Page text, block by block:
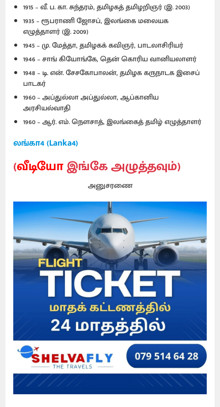
1915 – வீ. ப. கா. சுந்தரம், தமிழகத் தமிழறிஞர் (இ. 2003)
1935 – ரூபராணி ஜோசப், இலங்கை மலையக
எழுத்தாளர் (இ. 2009)
1945 – மு. மேத்தா, தமிழகக் கவிஞர், பாடலாசிரியர்
1946 – சாங் கியோங்கே, தென் கொரிய வானியலாளர்
1948 – டி. என். சேசகோபாலன், தமிழக கருநாடக இசைப்
பாடகர்
1960 – அப்துல்லா அப்துல்லா, ஆப்கானிய
அரசியல்வாதி
1960 – ஆர். எம். நௌசாத், இலங்கைத் தமிழ் எழுத்தாளர்
லங்கா4 (Lanka4)
(வீடியோஇங்கே அழுத்தவும்)
அனுசரணை